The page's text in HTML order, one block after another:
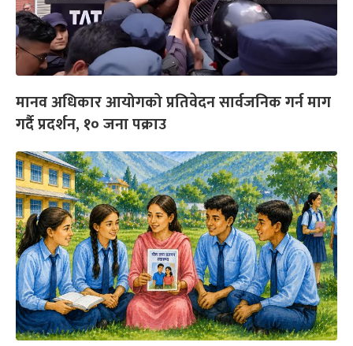
मानव अधिकार आयोगको प्रतिवेदन सार्वजनिक गर्न माग
गर्दै प्रदर्शन, १० जना पक्राउ